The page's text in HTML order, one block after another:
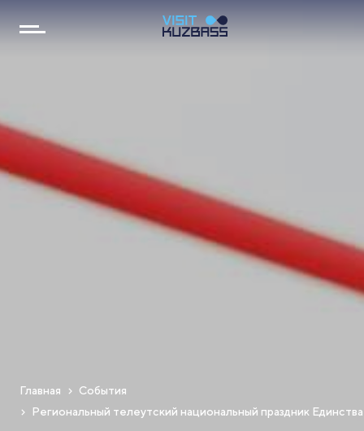
Главная
События
Региональный телеутский национальный праздник